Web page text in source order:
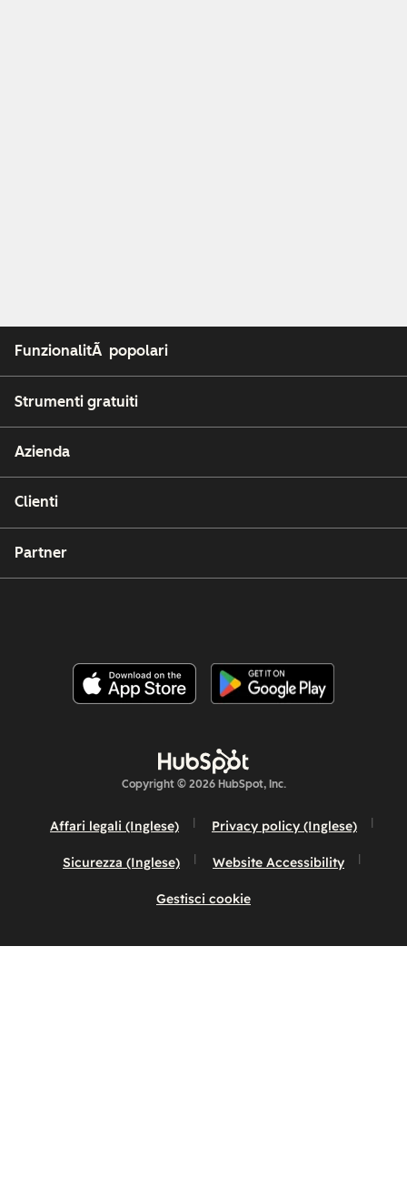
FunzionalitÃ popolari
Strumenti gratuiti
Azienda
Clienti
Partner
Copyright © 2026 HubSpot, Inc.
Affari legali (Inglese) Privacy policy (Inglese)
Sicurezza (Inglese) Website Accessibility
Gestisci cookie